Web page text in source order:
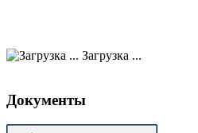
Загрузка ...
Документы